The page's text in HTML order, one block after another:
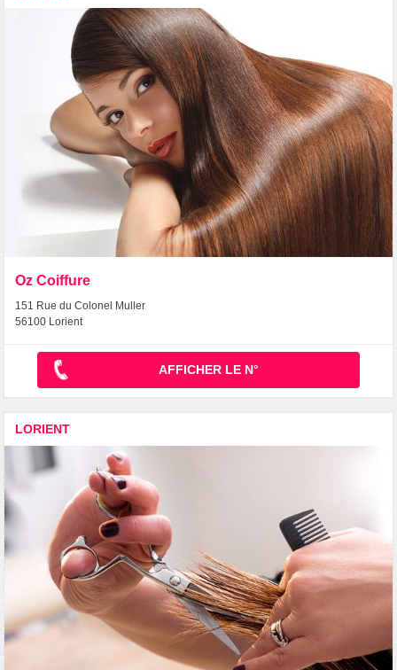
Oz Coiffure
151 Rue du Colonel Muller
56100 Lorient
AFFICHER LE N°
LORIENT